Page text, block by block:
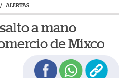
/ ALERTAS
a mano
de Mixco